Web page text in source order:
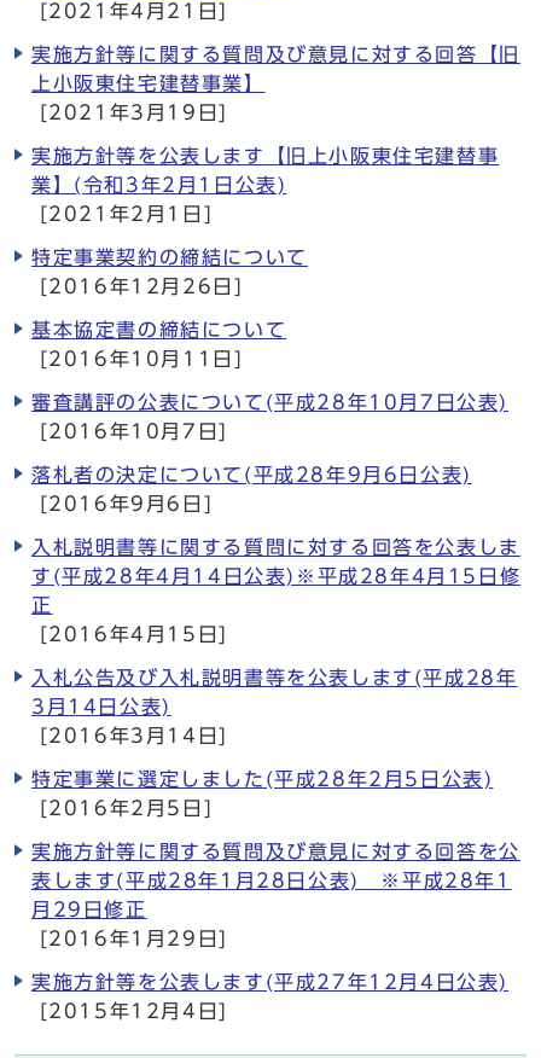
[2021年4月21日]
実施方針等に関する質問及び意見に対する回答【旧
上小阪東住宅建替事業】
[2021年3月19日]
実施方針等を公表します【旧上小阪東住宅建替事
業】(令和3年2月1日公表)
[2021年2月1日]
特定事業契約の締結について
[2016年12月26日]
基本協定書の締結について
[2016年10月11日]
審査講評の公表について(平成28年10月7日公表)
[2016年10月7日]
落札者の決定について(平成28年9月6日公表)
[2016年9月6日]
入札説明書等に関する質問に対する回答を公表しま
す(平成28年4月14日公表)※平成28年4月15日修
正
[2016年4月15日]
入札公告及び入札説明書等を公表します(平成28年
3月14日公表)
[2016年3月14日]
特定事業に選定しました(平成28年2月5日公表)
[2016年2月5日]
実施方針等に関する質問及び意見に対する回答を公
表します(平成28年1月28日公表) ※平成28年1
月29日修正
[2016年1月29日]
実施方針等を公表します(平成27年12月4日公表)
[2015年12月4日]